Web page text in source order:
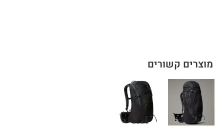
מוצרים קשורים